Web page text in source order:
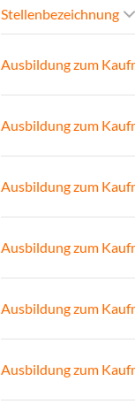
Stellenbezeichnung
Ausbildung zum
Ausbildung zum
Ausbildung zum
Ausbildung zum
Ausbildung zum
Ausbildung zum